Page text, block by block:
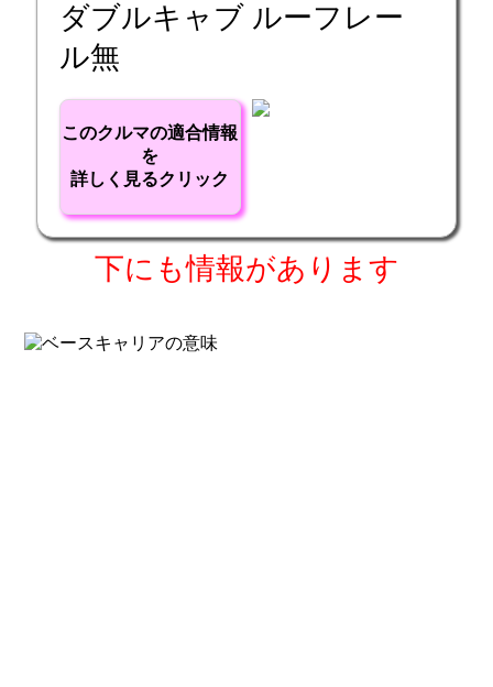
ダブルキャブ ルーフレー
ル無
このクルマの適合情報
を
詳しく見るクリック
下にも情報があります